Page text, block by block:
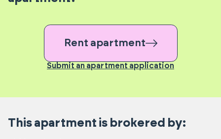
Rent apartment
Submit an apartment application
This apartment is brokered by: